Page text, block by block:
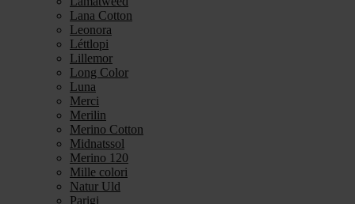
Lana Cotton
Leonora
Léttlopi
Lillemor
Long Color
Luna
Merci
Merilin
Merino Cotton
Midnatssol
Merino 120
Mille colori
Natur Uld
Parigi